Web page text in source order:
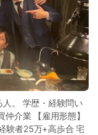
人。 学歴・経験問い
介業 【雇用形態】
験者25万+高歩合 宅